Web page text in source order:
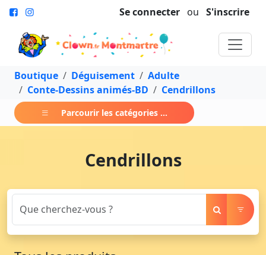
Se connecter ou S'inscrire
Boutique Déguisement
Adulte
Conte-Dessins animés-BD
Cendrillons
Parcourir les catégories ...
Cendrillons